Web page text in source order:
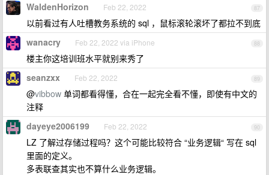
87
WaldenHorizon Feb 22, 2022
以前看过有人吐槽教务系统的 sql ，鼠标滚轮滚坏了都拉不到底
88
wanacry Feb 22, 2022 via iPhone
楼主你这培训班水平就别来秀了
89
seanzxx Feb 22, 2022
@vibbow 单词都看得懂，合在一起完全看不懂，即使有中文的
注释
90
dayeye2006199 Feb 22, 2022
LZ 了解过存储过程吗？这个可能比较符合 “业务逻辑“ 写在 sql
里面的定义。
多表联查其实也不算什么业务逻辑。